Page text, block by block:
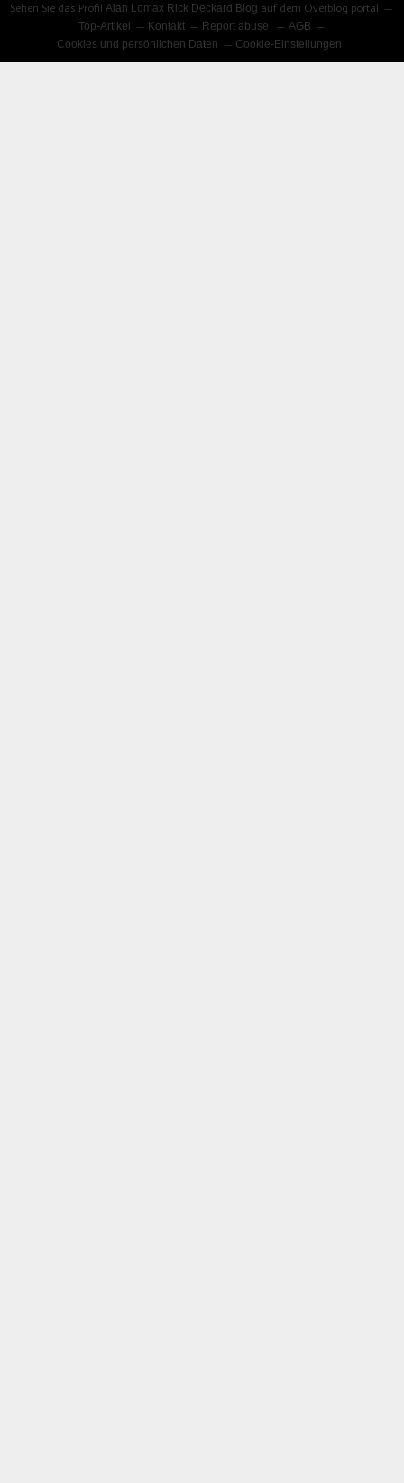
Sehen Sie das ProfilAlan Lomax Rick Deckard Blog auf dem Overblog portal
Top-Artikel
Kontakt Report abuse
AGB
Cookies und persönlichen Daten
Cookie-Einstellungen